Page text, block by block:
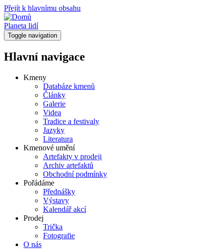
Přejít k hlavnímu obsahu
Planeta lidí
Toggle navigation
Hlavní navigace
Kmeny
Databáze kmenů
Články
Galerie
Videa
Tradice a festivaly
Jazyky
Literatura
Kmenové umění
Artefakty v prodeji
Archiv artefaktů
Obchodní podmínky
Pořádáme
Přednášky
Výstavy
Kalendář akcí
Prodej
Trička
Fotografie
O nás